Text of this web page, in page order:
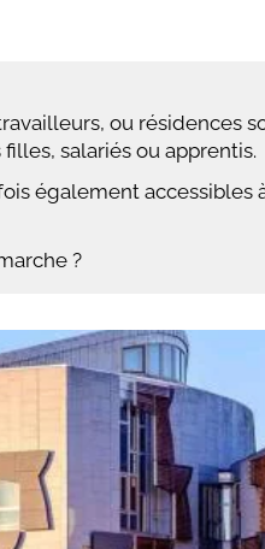
ou résidences
salariés ou apprentis.
également accessibles
?